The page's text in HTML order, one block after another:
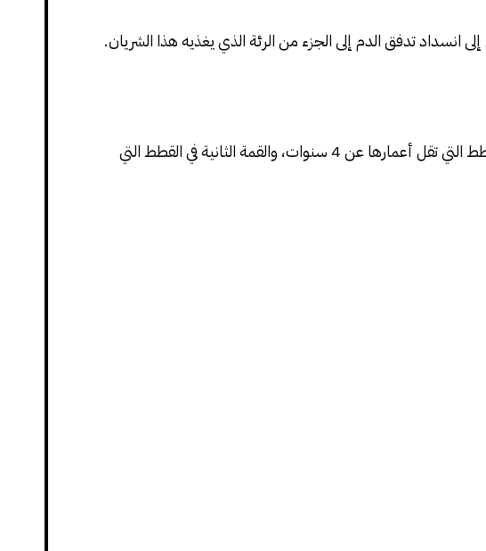
انسداد تدفق الدم إلى الجزء من الرئة الذي يغذيه هذا الشريان.
تم الإبلاغ في القطط، عن توزيع عمر ثنائي القمة (أي وجود قمتين متميزتين لحدوث الحالة): القمة الأولى في القطط التي تقل أعمارها عن 4 سنوات، والقمة الثانية في القطط التي